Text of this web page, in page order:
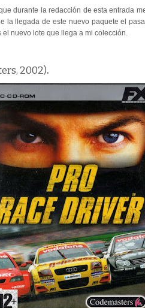
durante la redacción de esta entrada
la llegada de este nuevo paquete el
el nuevo lote que llega a mi colección.
2002).